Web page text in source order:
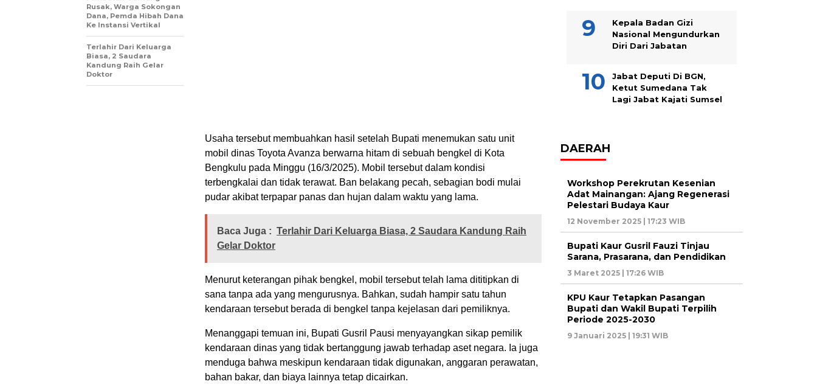
Usaha tersebut membuahkan hasil setelah Bupati menemukan satu unit
mobil dinas Toyota Avanza berwarna hitam di sebuah bengkel di Kota
Bengkulu pada Minggu (16/3/2025). Mobil tersebut dalam kondisi
terbengkalai dan tidak terawat. Ban belakang pecah, sebagian bodi mulai
pudar akibat terpapar panas dan hujan dalam waktu yang lama.
Baca Juga : Terlahir Dari Keluarga Biasa, 2 Saudara Kandung Raih
Gelar Doktor
Menurut keterangan pihak bengkel, mobil tersebut telah lama dititipkan di
sana tanpa ada yang mengurusnya. Bahkan, sudah hampir satu tahun
kendaraan tersebut berada di bengkel tanpa kejelasan dari pemiliknya.
Menanggapi temuan ini, Bupati Gusril Pausi menyayangkan sikap pemilik
kendaraan dinas yang tidak bertanggung jawab terhadap aset negara. Ia juga
menduga bahwa meskipun kendaraan tidak digunakan, anggaran perawatan,
bahan bakar, dan biaya lainnya tetap dicairkan.
Rusak, Warga Sokongan
Dana, Pemda Hibah Dana
Ke Instansi Vertikal
Terlahir Dari Keluarga
Biasa, 2 Saudara
Kandung Raih Gelar
Doktor
Kepala Badan Gizi
Nasional Mengundurkan
Diri Dari Jabatan
Jabat Deputi Di BGN,
Ketut Sumedana Tak
Lagi Jabat Kajati Sumsel
DAERAH
Workshop Perekrutan Kesenian
Adat Mainangan: Ajang Regenerasi
Pelestari Budaya Kaur
12 November 2025 | 17:23 WIB
Bupati Kaur Gusril Fauzi Tinjau
Sarana, Prasarana, dan Pendidikan
3 Maret 2025 | 17:26 WIB
KPU Kaur Tetapkan Pasangan
Bupati dan Wakil Bupati Terpilih
Periode 2025-2030
9 Januari 2025 | 19:31 WIB